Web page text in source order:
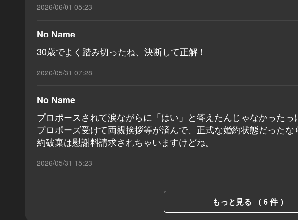
2026/06/01 05:23
No Name
30歳でよく踏み切ったね、決断して正解！
2026/05/31 07:28
No Name
プロポースされて涙ながらに「はい」と答えたんじゃなかったっ
プロポーズ受けて両親挨拶等が済んで、正式な婚約状態だった
約破棄は慰謝料請求されちゃいますけどね。
2026/05/31 15:23
もっと見る （ 6 件 ）